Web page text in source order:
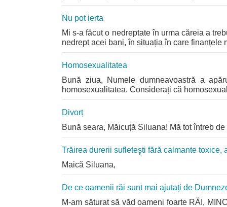
Nu pot ierta
Mi s-a făcut o nedreptate în urma căreia a
nedrept acei bani, în situația în care finanțele
Homosexualitatea
Bună ziua, Numele dumneavoastră a
homosexualitatea. Considerați că
Divorț
Bună seara, Măicuță Siluana! Mă tot întreb
Trăirea durerii sufleteşti fără calmante toxice,
Maică Siluana,
De ce oamenii răi sunt mai ajutați de
M-am săturat să văd oameni foarte RĂI,